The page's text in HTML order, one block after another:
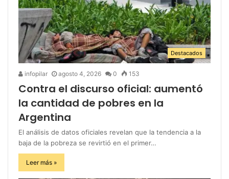
Destacados
infopilar agosto 4, 2026 0 153
Contra el discurso oficial: aumentó
la cantidad de pobres en la
Argentina
El análisis de datos oficiales revelan que la tendencia a la
baja de la pobreza se revirtió en el primer…
Leer más »